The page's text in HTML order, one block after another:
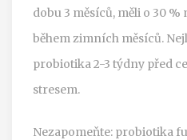
dobu 3 měsíců, měli o 30
během zimních měsíců.
probiotika 2-3 týdny před
stresem.
Nezapomeňte: probiotika